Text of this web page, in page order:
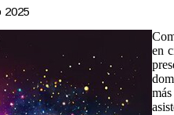
2025
en